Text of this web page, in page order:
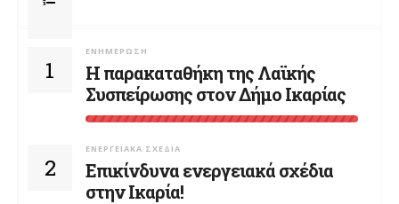
1
ΕΝΗΜΈΡΩΣΗ
Η παρακαταθήκη της Λαϊκής
Συσπείρωσης στον Δήμο Ικαρίας
2
ΕΝΕΡΓΕΙΑΚΆ ΣΧΈΔΙΑ
Επικίνδυνα ενεργειακά σχέδια
στην Ικαρία!